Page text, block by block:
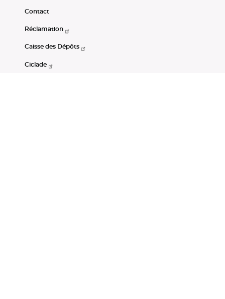
Contact
Réclamation
Caisse des Dépôts
Ciclade